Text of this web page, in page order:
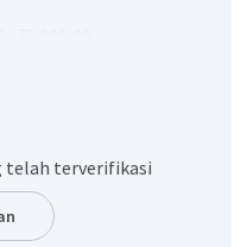
diskon dari kacamata
telah terverifikasi